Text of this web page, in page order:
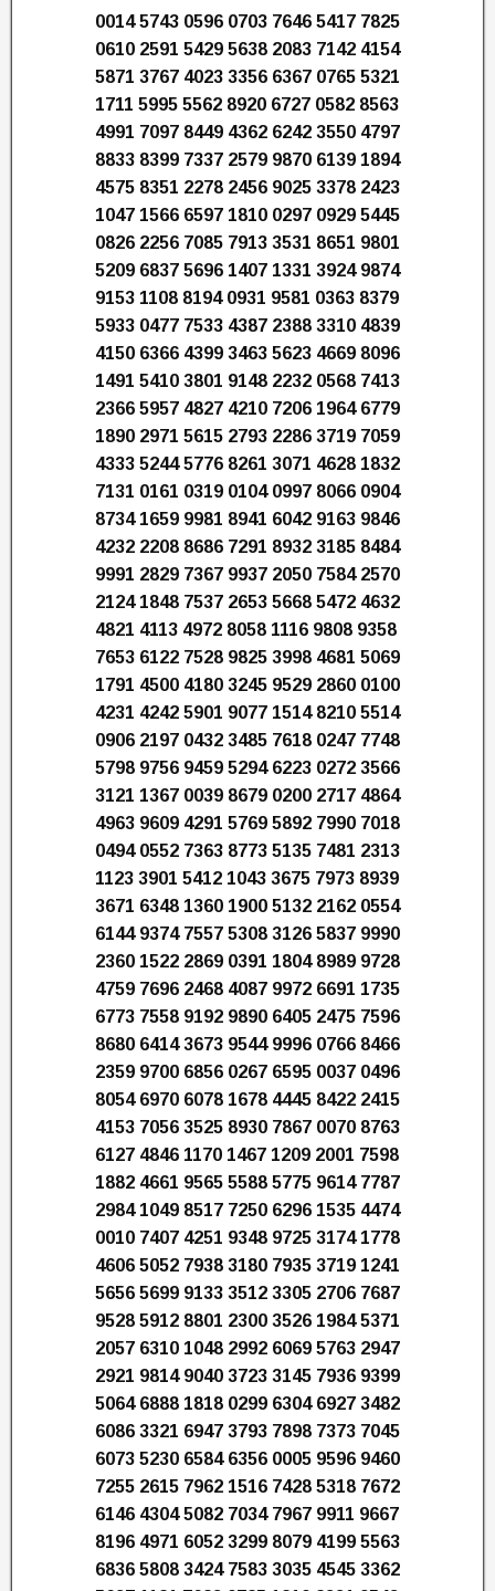
0014 5743 0596 0703 7646 5417 7825
0610 2591 5429 5638 2083 7142 4154
5871 3767 4023 3356 6367 0765 5321
1711 5995 5562 8920 6727 0582 8563
4991 7097 8449 4362 6242 3550 4797
8833 8399 7337 2579 9870 6139 1894
4575 8351 2278 2456 9025 3378 2423
1047 1566 6597 1810 0297 0929 5445
0826 2256 7085 7913 3531 8651 9801
5209 6837 5696 1407 1331 3924 9874
9153 1108 8194 0931 9581 0363 8379
5933 0477 7533 4387 2388 3310 4839
4150 6366 4399 3463 5623 4669 8096
1491 5410 3801 9148 2232 0568 7413
2366 5957 4827 4210 7206 1964 6779
1890 2971 5615 2793 2286 3719 7059
4333 5244 5776 8261 3071 4628 1832
7131 0161 0319 0104 0997 8066 0904
8734 1659 9981 8941 6042 9163 9846
4232 2208 8686 7291 8932 3185 8484
9991 2829 7367 9937 2050 7584 2570
2124 1848 7537 2653 5668 5472 4632
4821 4113 4972 8058 1116 9808 9358
7653 6122 7528 9825 3998 4681 5069
1791 4500 4180 3245 9529 2860 0100
4231 4242 5901 9077 1514 8210 5514
0906 2197 0432 3485 7618 0247 7748
5798 9756 9459 5294 6223 0272 3566
3121 1367 0039 8679 0200 2717 4864
4963 9609 4291 5769 5892 7990 7018
0494 0552 7363 8773 5135 7481 2313
1123 3901 5412 1043 3675 7973 8939
3671 6348 1360 1900 5132 2162 0554
6144 9374 7557 5308 3126 5837 9990
2360 1522 2869 0391 1804 8989 9728
4759 7696 2468 4087 9972 6691 1735
6773 7558 9192 9890 6405 2475 7596
8680 6414 3673 9544 9996 0766 8466
2359 9700 6856 0267 6595 0037 0496
8054 6970 6078 1678 4445 8422 2415
4153 7056 3525 8930 7867 0070 8763
6127 4846 1170 1467 1209 2001 7598
1882 4661 9565 5588 5775 9614 7787
2984 1049 8517 7250 6296 1535 4474
0010 7407 4251 9348 9725 3174 1778
4606 5052 7938 3180 7935 3719 1241
5656 5699 9133 3512 3305 2706 7687
9528 5912 8801 2300 3526 1984 5371
2057 6310 1048 2992 6069 5763 2947
2921 9814 9040 3723 3145 7936 9399
5064 6888 1818 0299 6304 6927 3482
6086 3321 6947 3793 7898 7373 7045
6073 5230 6584 6356 0005 9596 9460
7255 2615 7962 1516 7428 5318 7672
6146 4304 5082 7034 7967 9911 9667
8196 4971 6052 3299 8079 4199 5563
6836 5808 3424 7583 3035 4545 3362